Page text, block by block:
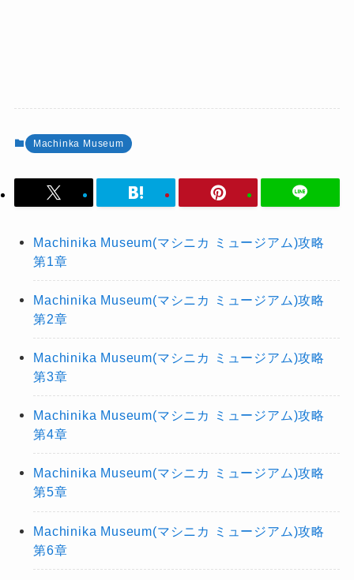
Machinka Museum
Machinika Museum(マシニカ ミュージアム)攻略
第1章
Machinika Museum(マシニカ ミュージアム)攻略
第2章
Machinika Museum(マシニカ ミュージアム)攻略
第3章
Machinika Museum(マシニカ ミュージアム)攻略
第4章
Machinika Museum(マシニカ ミュージアム)攻略
第5章
Machinika Museum(マシニカ ミュージアム)攻略
第6章